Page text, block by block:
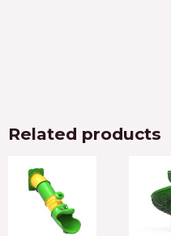
Related products